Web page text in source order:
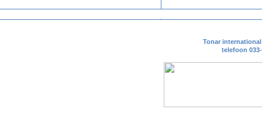
Tonar
telefoon